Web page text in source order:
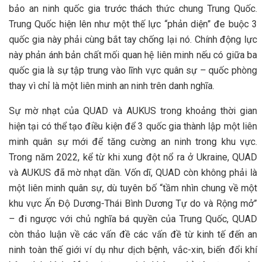
bảo an ninh quốc gia trước thách thức chung Trung Quốc.
Trung Quốc hiện lên như một thế lực “phản diện” đe buộc 3
quốc gia này phải cùng bắt tay chống lại nó. Chính động lực
này phản ánh bản chất mối quan hệ liên minh nếu có giữa ba
quốc gia là sự tập trung vào lĩnh vực quân sự – quốc phòng
thay vì chỉ là một liên minh an ninh trên danh nghĩa.
Sự mờ nhạt của QUAD và AUKUS trong khoảng thời gian
hiện tại có thể tạo điều kiện để 3 quốc gia thành lập một liên
minh quân sự mới để tăng cường an ninh trong khu vực.
Trong năm 2022, kể từ khi xung đột nổ ra ở Ukraine, QUAD
và AUKUS đã mờ nhạt dần. Vốn dĩ, QUAD còn không phải là
một liên minh quân sự, dù tuyên bố “tầm nhìn chung về một
khu vực Ấn Độ Dương-Thái Bình Dương Tự do và Rộng mở”
– đi ngược với chủ nghĩa bá quyền của Trung Quốc, QUAD
còn thảo luận về các vấn đề các vấn đề từ kinh tế đến an
ninh toàn thế giới ví dụ như dịch bệnh, vắc-xin, biến đổi khí